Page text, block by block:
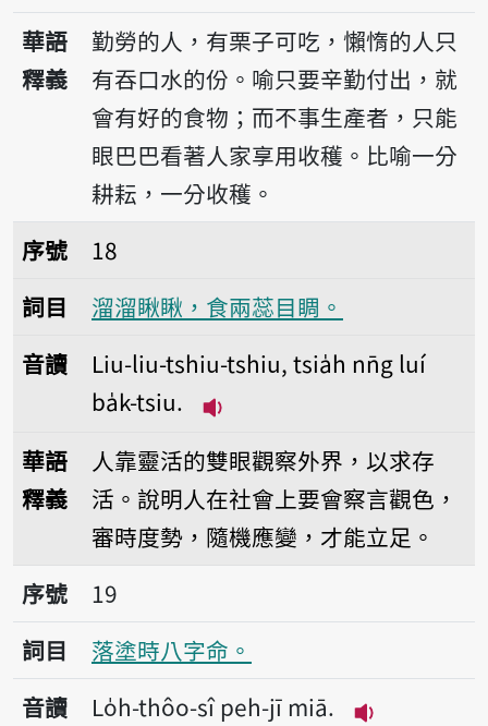
播放音讀Kut-la̍t tsia̍h la̍t, pîn-
華語
釋義
勤勞的人，有栗子可吃，懶惰的人只
有吞口水的份。喻只要辛勤付出，就
會有好的食物；而不事生產者，只能
眼巴巴看著人家享用收穫。比喻一分
耕耘，一分收穫。
序號18溜溜瞅瞅，食兩蕊目睭。
序號
18
詞目
溜溜瞅瞅，食兩蕊目睭。
音讀
Liu-liu-tshiu-tshiu, tsia̍h nn̄g luí
ba̍k-tsiu.
華語
釋義
人靠靈活的雙眼觀察外界，以求存
活。說明人在社會上要會察言觀色，
審時度勢，隨機應變，才能立足。
序號19落塗時八字命。
序號
19
詞目
落塗時八字命。
音讀
Lo̍h-thôo-sî peh-jī miā.